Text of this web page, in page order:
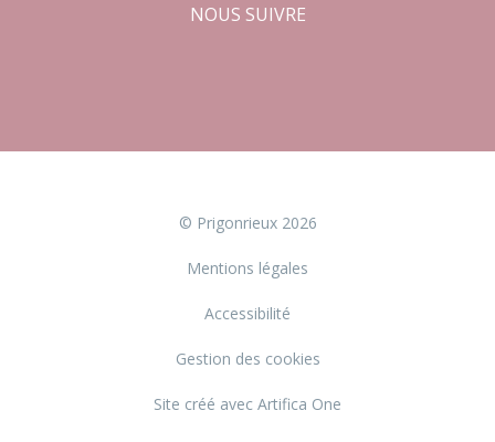
NOUS SUIVRE
© Prigonrieux 2026
Mentions légales
Accessibilité
Gestion des cookies
Site créé avec Artifica One